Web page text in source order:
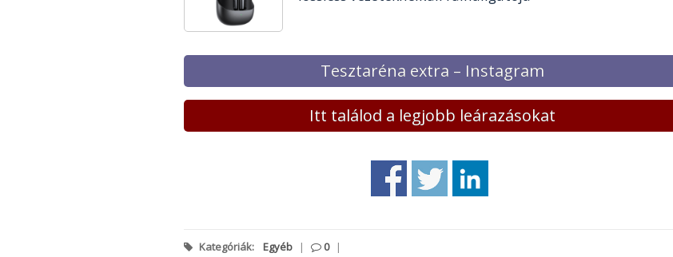
Tesztaréna extra – Instagram
Itt találod a legjobb leárazásokat
Kategóriák: Egyéb | 0 |